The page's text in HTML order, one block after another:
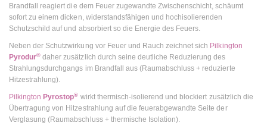
Brandfall reagiert die dem Feuer zugewandte Zwischenschicht, schäumt
sofort zu einem dicken, widerstandsfähigen und hochisolierenden
Schutzschild auf und absorbiert so die Energie des Feuers.
Neben der Schutzwirkung vor Feuer und Rauch zeichnet sich Pilkington
Pyrodur® daher zusätzlich durch seine deutliche Reduzierung des
Strahlungsdurchgangs im Brandfall aus (Raumabschluss + reduzierte
Hitzestrahlung).
Pilkington Pyrostop® wirkt thermisch-isolierend und blockiert zusätzlich die
Übertragung von Hitzestrahlung auf die feuerabgewandte Seite der
Verglasung (Raumabschluss + thermische Isolation).